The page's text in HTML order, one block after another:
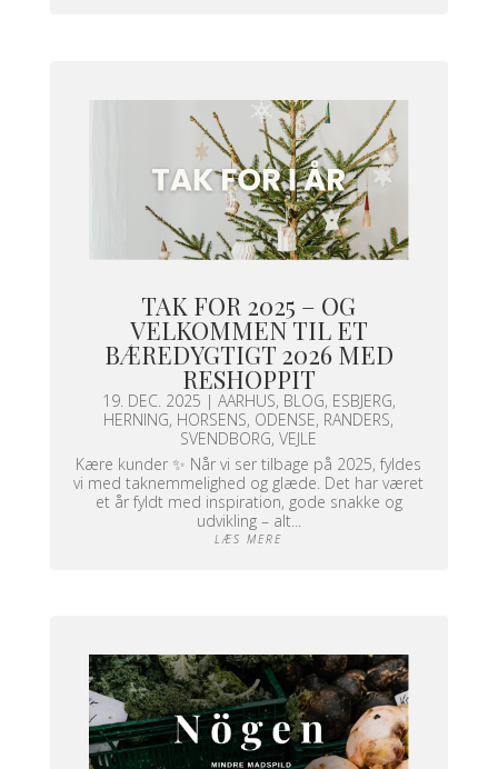
TAK FOR 2025 – OG
VELKOMMEN TIL ET
BÆREDYGTIGT 2026 MED
RESHOPPIT
19. DEC. 2025 | AARHUS, BLOG, ESBJERG,
HERNING, HORSENS, ODENSE, RANDERS,
SVENDBORG,VEJLE
Kære kunder ✨ Når vi ser tilbage på 2025, fyldes
vi med taknemmelighed og glæde. Det har været
et år fyldt med inspiration, gode snakke og
udvikling – alt...
LÆS MERE